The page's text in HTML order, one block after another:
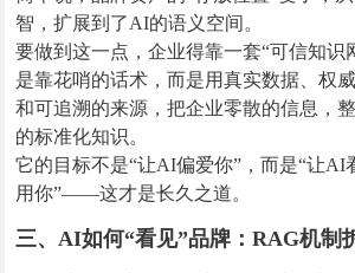
智，扩展到了AI的语义空间。
要做到这一点，企业得靠一套“可信知识
是靠花哨的话术，而是用真实数据、权
和可追溯的来源，把企业零散的信息，
的标准化知识。
它的目标不是“让AI偏爱你”，而是“让AI
用你”——这才是长久之道。
三、AI如何“看见”品牌：RAG机制